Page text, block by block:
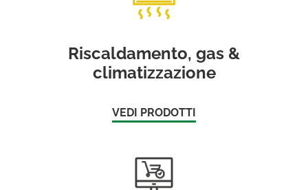
Riscaldamento, gas &
climatizzazione
VEDI PRODOTTI